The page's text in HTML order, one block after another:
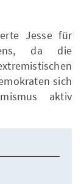
Jesse für
da die
sich
aktiv